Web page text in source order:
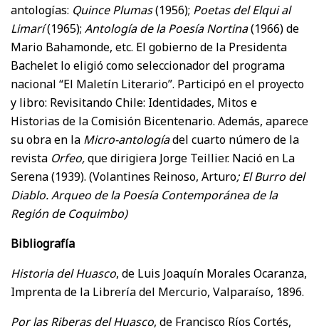
antologías: Quince Plumas(1956); Poetas del Elqui al
Limarí(1965); Antología de la Poesía Nortina(1966) de
Mario Bahamonde, etc. El gobierno de la Presidenta
Bachelet lo eligió como seleccionador del programa
nacional “El Maletín Literario”. Participó en el proyecto
y libro: Revisitando Chile: Identidades, Mitos e
Historias de la Comisión Bicentenario. Además, aparece
su obra en la Micro-antologíadel cuarto número de la
revista Orfeo,que dirigiera Jorge Teillier. Nació en La
Serena (1939). (Volantines Reinoso, Arturo; El Burro del
Diablo. Arqueo de la Poesía Contemporánea de la
Región de Coquimbo)
Bibliografía
Historia del Huasco, de Luis Joaquín Morales Ocaranza,
Imprenta de la Librería del Mercurio, Valparaíso, 1896.
Por las Riberas del Huasco, de Francisco Ríos Cortés,